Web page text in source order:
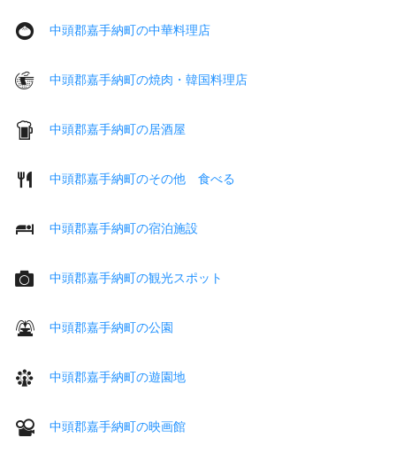
中頭郡嘉手納町の中華料理店
中頭郡嘉手納町の焼肉・韓国料理店
中頭郡嘉手納町の居酒屋
中頭郡嘉手納町のその他 食べる
中頭郡嘉手納町の宿泊施設
中頭郡嘉手納町の観光スポット
中頭郡嘉手納町の公園
中頭郡嘉手納町の遊園地
中頭郡嘉手納町の映画館